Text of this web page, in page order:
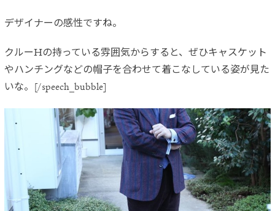
デザイナーの感性ですね。
クルーHの持っている雰囲気からすると、ぜひキャスケット
やハンチングなどの帽子を合わせて着こなしている姿が見た
いな。[/speech_bubble]